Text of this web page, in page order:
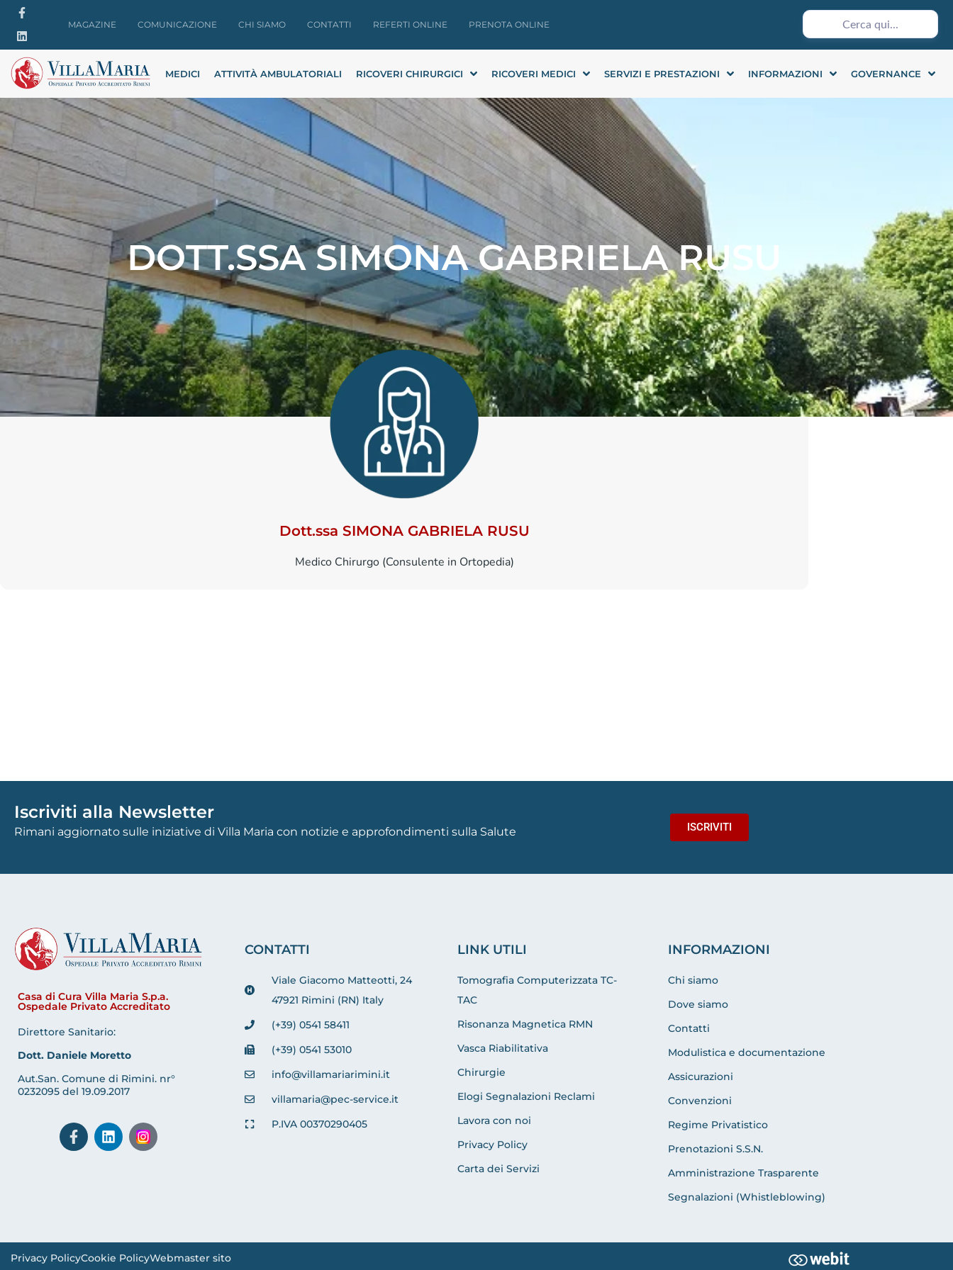
MAGAZINE COMUNICAZIONE CHI SIAMO CONTATTI REFERTI ONLINE PRENOTA ONLINE
MEDICI ATTIVITÀ AMBULATORIALI RICOVERI CHIRURGICI RICOVERI MEDICI SERVIZI E PRESTAZIONI INFORMAZIONI GOVERNANCE
DOTT.SSA SIMONA GABRIELA RUSU
Dott.ssa SIMONA GABRIELA RUSU
Medico Chirurgo (Consulente in Ortopedia)
Iscriviti alla Newsletter
Rimani aggiornato sulle iniziative di Villa Maria con notizie e approfondimenti sulla Salute ISCRIVITI
Casa di Cura Villa Maria S.p.a.
Ospedale Privato Accreditato
Direttore Sanitario:
Dott. Daniele Moretto
Aut.San. Comune di Rimini. nr°
0232095 del 19.09.2017
CONTATTI
Viale Giacomo Matteotti, 24
47921 Rimini (RN) Italy
(+39) 0541 58411
(+39) 0541 53010
info@villamariarimini.it
villamaria@pec-service.it
P.IVA 00370290405
LINK UTILI
Tomografia Computerizzata TC-
TAC
Risonanza Magnetica RMN
Vasca Riabilitativa
Chirurgie
Elogi Segnalazioni Reclami
Lavora con noi
Privacy Policy
Carta dei Servizi
INFORMAZIONI
Chi siamo
Dove siamo
Contatti
Modulistica e documentazione
Assicurazioni
Convenzioni
Regime Privatistico
Prenotazioni S.S.N.
Amministrazione Trasparente
Segnalazioni (Whistleblowing)
Privacy PolicyCookie PolicyWebmaster sito